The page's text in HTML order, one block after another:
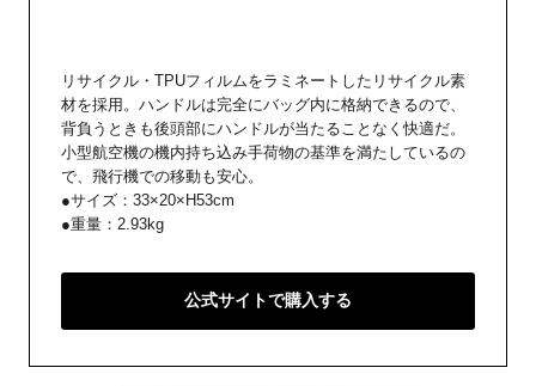
リサイクル・TPUフィルムをラミネートしたリサイクル素
材を採用。ハンドルは完全にバッグ内に格納できるので、
背負うときも後頭部にハンドルが当たることなく快適だ。
小型航空機の機内持ち込み手荷物の基準を満たしているの
で、飛行機での移動も安心。
●サイズ：33×20×H53cm
●重量：2.93kg
公式サイトで購入する